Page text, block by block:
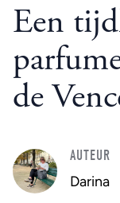
Een
de
AUTEUR
Darina